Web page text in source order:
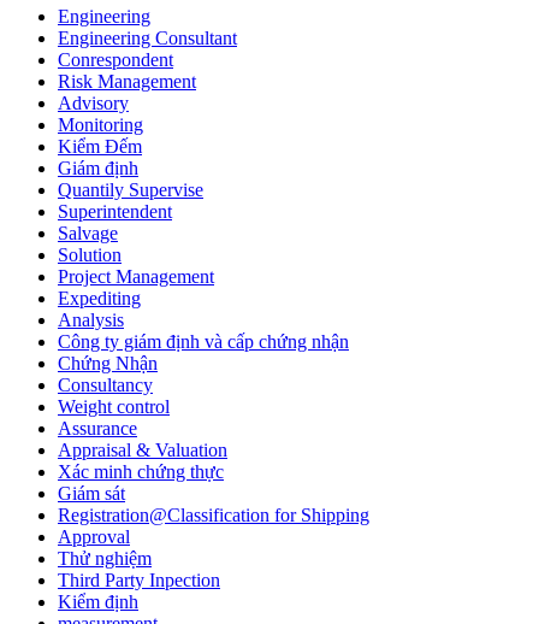
Engineering
Engineering Consultant
Conrespondent
Risk Management
Advisory
Monitoring
Kiểm Đếm
Giám định
Quantily Supervise
Superintendent
Salvage
Solution
Project Management
Expediting
Analysis
Công ty giám định và cấp chứng nhận
Chứng Nhận
Consultancy
Weight control
Assurance
Appraisal & Valuation
Xác minh chứng thực
Giám sát
Registration@Classification for Shipping
Approval
Thử nghiệm
Third Party Inpection
Kiểm định